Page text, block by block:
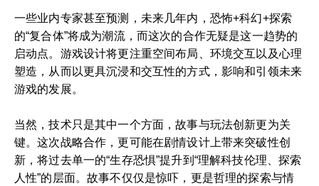
一些业内专家甚至预测，未来几年内，恐怖+科幻+探索
的“复合体”将成为潮流，而这次的合作无疑是这一趋势的
启动点。游戏设计将更注重空间布局、环境交互以及心理
塑造，从而以更具沉浸和交互性的方式，影响和引领未来
游戏的发展。
当然，技术只是其中一个方面，故事与玩法创新更为关
键。这次战略合作，更可能在剧情设计上带来突破性创
新，将过去单一的“生存恐惧”提升到“理解科技伦理、探索
人性”的层面。故事不仅仅是惊吓，更是哲理的探索与情